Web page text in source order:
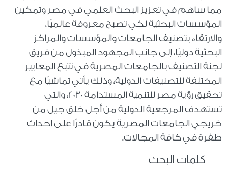
مما ساهم في تعزيز البحث العلمي في مصر وتمكين
المؤسسات البحثية لكي تصبح معروفة عالميًا،
والارتقاء بتصنيف الجامعات والمؤسسات والمراكز
البحثية دوليًا، إلى جانب المجهود المبذول من فريق
لجنة التصنيف بالجامعات المصرية في تتبع المعايير
المختلفة للتصنيفات الدولية، وذلك يأتي تماشيًا مع
تحقيق رؤية مصر للتنمية المستدامة 2030، والتي
تستهدف المرجعية الدولية من أجل خلق جيل من
خريجي الجامعات المصرية يكون قادرًا على إحداث
طفرة في كافة المجالات.
كلمات البحث